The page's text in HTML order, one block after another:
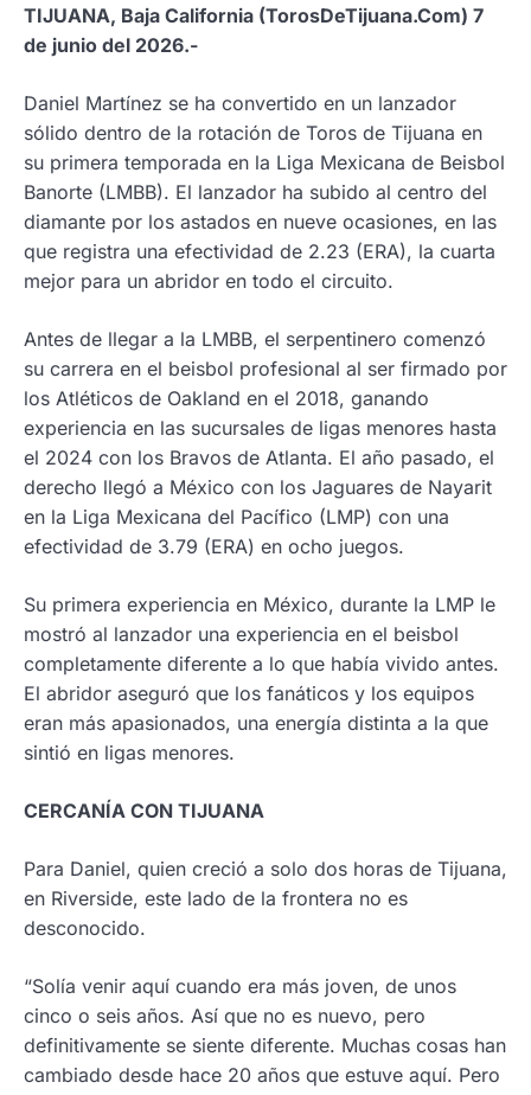
TIJUANA, Baja California (TorosDeTijuana.Com) 7
de junio del 2026.-
Daniel Martínez se ha convertido en un lanzador
sólido dentro de la rotación de Toros de Tijuana en
su primera temporada en la Liga Mexicana de Beisbol
Banorte (LMBB). El lanzador ha subido al centro del
diamante por los astados en nueve ocasiones, en las
que registra una efectividad de 2.23 (ERA), la cuarta
mejor para un abridor en todo el circuito.
Antes de llegar a la LMBB, el serpentinero comenzó
su carrera en el beisbol profesional al ser firmado por
los Atléticos de Oakland en el 2018, ganando
experiencia en las sucursales de ligas menores hasta
el 2024 con los Bravos de Atlanta. El año pasado, el
derecho llegó a México con los Jaguares de Nayarit
en la Liga Mexicana del Pacífico (LMP) con una
efectividad de 3.79 (ERA) en ocho juegos.
Su primera experiencia en México, durante la LMP le
mostró al lanzador una experiencia en el beisbol
completamente diferente a lo que había vivido antes.
El abridor aseguró que los fanáticos y los equipos
eran más apasionados, una energía distinta a la que
sintió en ligas menores.
CERCANÍA CON TIJUANA
Para Daniel, quien creció a solo dos horas de Tijuana,
en Riverside, este lado de la frontera no es
desconocido.
“Solía venir aquí cuando era más joven, de unos
cinco o seis años. Así que no es nuevo, pero
definitivamente se siente diferente. Muchas cosas han
cambiado desde hace 20 años que estuve aquí. Pero